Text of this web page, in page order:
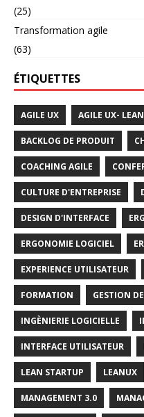
(25)
Transformation agile
(63)
ÉTIQUETTES
AGILE UX AGILE UX-
BACKLOG DE PRODUIT
COACHING AGILE
CULTURE D'ENTREPRISE
DESIGN D'INTERFACE
ERGONOMIE LOGICIEL
EXPERIENCE UTILISATEUR
FORMATION GESTION
INGÈNIERIE LOGICIELLE
INTERFACE UTILISATEUR
LEAN STARTUP LEANUX
MANAGEMENT 3.0